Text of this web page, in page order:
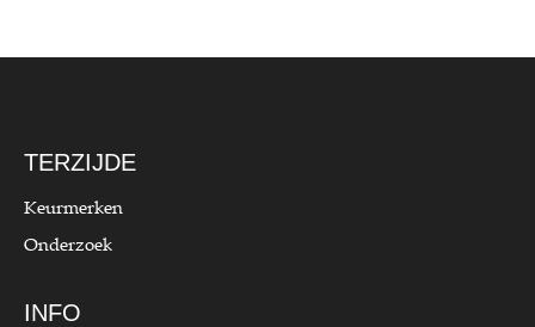
TERZIJDE
Keurmerken
Onderzoek
INFO